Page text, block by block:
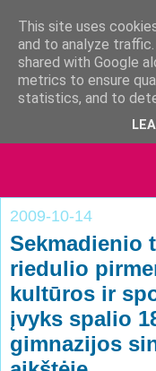
2009-10-14
Sekmadienio
riedulio
kultūros ir
įvyks spalio
gimnazijos
This site uses
and to analyze
shared with Google
metrics to ensure
statistics, and to